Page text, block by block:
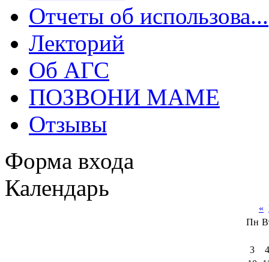
Отчеты об использова...
Лекторий
Об АГС
ПОЗВОНИ МАМЕ
Отзывы
Форма входа
Календарь
«
Пн
3
4